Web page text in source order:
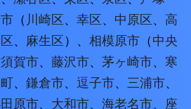
（ 川崎区、 幸区、 中原区、 高
、 麻生区）、 相模原市 （中央
賀市、 藤沢市、 茅ヶ崎市、 寒
、 鎌倉市、 逗子市、 三浦市、
原市、 大和市、 海老名市、 座